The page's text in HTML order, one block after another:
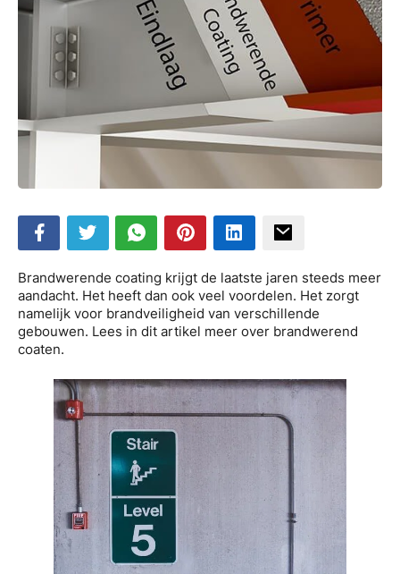
Brandwerende coating krijgt de laatste jaren steeds meer
aandacht. Het heeft dan ook veel voordelen. Het zorgt
namelijk voor brandveiligheid van verschillende
gebouwen. Lees in dit artikel meer over brandwerend
coaten.